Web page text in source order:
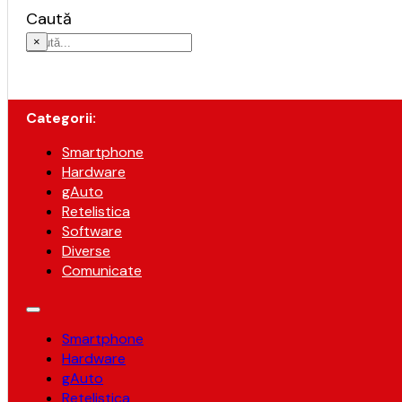
Caută
×
Categorii:
Smartphone
Hardware
gAuto
Retelistica
Software
Diverse
Comunicate
Smartphone
Hardware
gAuto
Retelistica